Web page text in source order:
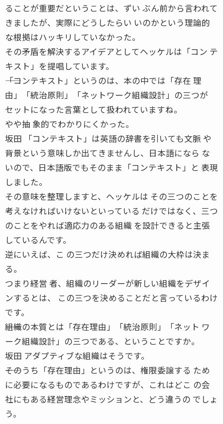
ることが重要だということは、ずい ぶん前から言われて
きましたが、実際にどうしたらい いのかという理論的
な根拠はハッキリしていなかった。
その矛盾を解決するアイデアとしてヘッケルは「コン テ
キスト」を提唱しています。
――「コンテキスト」というのは、本の中では「存在 理
由」「統治原則」「ネットワーク組織設計」の三つが
セットになった言葉として扱われていますね。
やや抽 象的でわかりにくかった。
坂田 「コンテキスト」は英語の辞書を引いても文脈 や
背景という意味しか出てきませんし、日本語になら な
いので、日本語版でもそのまま「コンテキスト」と 表現
しました。
その意味を整理しますと、ヘッケルは その三つのことを
考えなければいけないといっている だけではなく、三つ
のことをやれば適応力のある組織 を設計できると主張
しているんです。
逆にいえば、こ の三つだけ決めれば組織の大枠は決ま
る。
つまり経営 者、組織のリーダーが新しい組織をデザイ
ンするとは、 この三つを決めることだと言っているわけ
です。
――組織の本質とは「存在理由」「統治原則」「ネット ワ
ーク組織設計」の三つである、ということですか。
坂田 アダプティブな組織はそうです。
――そのうち「存在理由」というのは、権限委譲する ため
に必要になるものであるわけですが、これはどこ の会
社にもある経営理念やミッションと、どう違うの でしょ
う。